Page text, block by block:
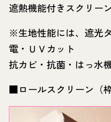
遮熱機能付きスクリー
※生地性能には、遮光
電・ＵＶカット
抗カビ・抗菌・はっ水
■ロールスクリーン（枠